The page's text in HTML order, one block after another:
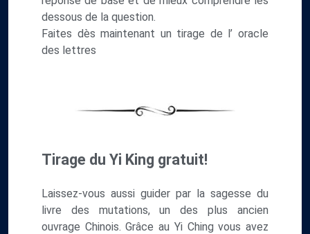
dessous de la question.
Faites dès maintenant un tirage de l’ oracle
des lettres
Tirage du Yi King gratuit!
Laissez-vous aussi guider par la sagesse du
livre des mutations, un des plus ancien
ouvrage Chinois. Grâce au Yi Ching vous avez